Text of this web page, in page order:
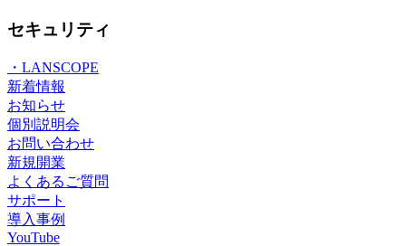
セキュリティ
・LANSCOPE
新着情報
お知らせ
個別説明会
お問い合わせ
新規開業
よくあるご質問
サポート
導入事例
YouTube